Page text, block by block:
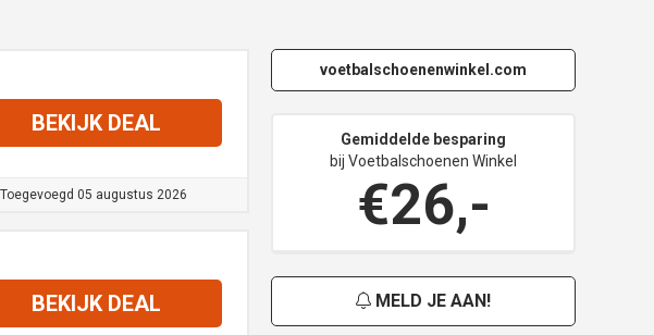
BEKIJK DEAL
Toegevoegd 05 augustus 2026
BEKIJK DEAL
voetbalschoenenwinkel.com
Gemiddelde besparing
bij Voetbalschoenen Winkel
€26,-
MELD JE AAN!